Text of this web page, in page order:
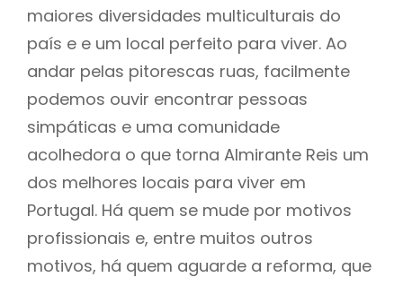
maiores diversidades multiculturais do
país e e um local perfeito para viver. Ao
andar pelas pitorescas ruas, facilmente
podemos ouvir encontrar pessoas
simpáticas e uma comunidade
acolhedora o que torna Almirante Reis um
dos melhores locais para viver em
Portugal. Há quem se mude por motivos
profissionais e, entre muitos outros
motivos, há quem aguarde a reforma, que